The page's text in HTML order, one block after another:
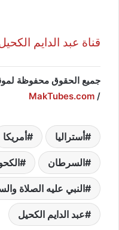
قناة عبد الدايم
جميع الحقوق محفوظة
/
MakTubes.com
أستراليا أمريكا
السرطان
النبي عليه الصلاة
عبد الدايم الكحيل